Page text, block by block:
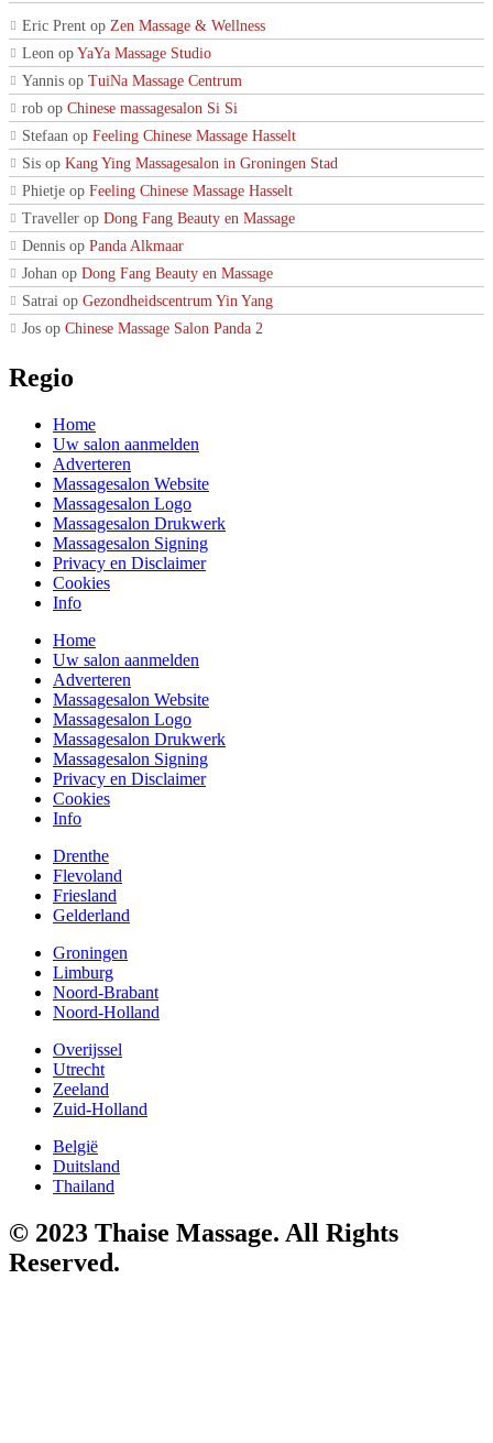
Eric Prent op Zen Massage & Wellness
Leon op YaYa Massage Studio
Yannis op TuiNa Massage Centrum
rob op Chinese massagesalon Si Si
Stefaan op Feeling Chinese Massage Hasselt
Sis op Kang Ying Massagesalon in Groningen Stad
Phietje op Feeling Chinese Massage Hasselt
Traveller op Dong Fang Beauty en Massage
Dennis op Panda Alkmaar
Johan op Dong Fang Beauty en Massage
Satrai op Gezondheidscentrum Yin Yang
Jos op Chinese Massage Salon Panda 2
Regio
Home
Uw salon aanmelden
Adverteren
Massagesalon Website
Massagesalon Logo
Massagesalon Drukwerk
Massagesalon Signing
Privacy en Disclaimer
Cookies
Info
Home
Uw salon aanmelden
Adverteren
Massagesalon Website
Massagesalon Logo
Massagesalon Drukwerk
Massagesalon Signing
Privacy en Disclaimer
Cookies
Info
Drenthe
Flevoland
Friesland
Gelderland
Groningen
Limburg
Noord-Brabant
Noord-Holland
Overijssel
Utrecht
Zeeland
Zuid-Holland
België
Duitsland
Thailand
© 2023 Thaise Massage. All Rights
Reserved.